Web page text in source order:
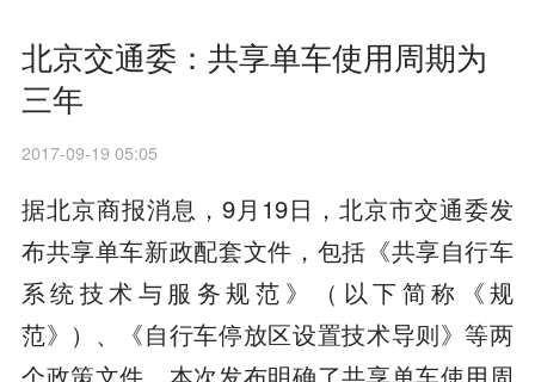
北京交通委：共享单车使用周期为
三年
2017-09-19 05:05
据北京商报消息，9月19日，北京市交通委发
布共享单车新政配套文件，包括《共享自行车
系统技术与服务规范》（以下简称《规
范》）、《自行车停放区设置技术导则》等两
个政策文件。本次发布明确了共享单车使用周